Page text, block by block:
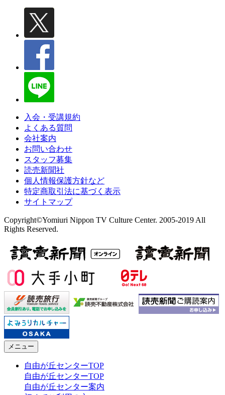
入会・受講規約
よくある質問
会社案内
お問い合わせ
スタッフ募集
読売新聞社
個人情報保護方針など
特定商取引法に基づく表示
サイトマップ
Copyright©Yomiuri Nippon TV Culture Center. 2005-2019 All
Rights Reserved.
メニュー
自由が丘センターTOP
自由が丘センターTOP
自由が丘センター案内